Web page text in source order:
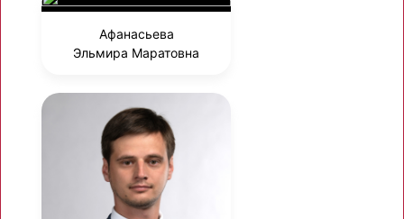
Афанасьева
Эльмира Маратовна